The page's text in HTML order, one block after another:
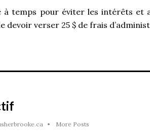
à temps pour éviter les intérêts et
devoir verser 25 $ de frais
• More Posts